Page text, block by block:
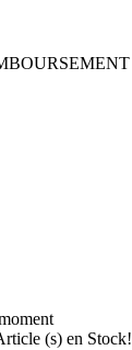
(s) en Stock!